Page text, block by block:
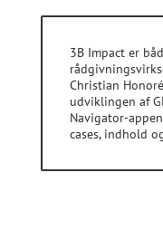
3B Impact er
Christian
udviklingen af
Navigator-
cases, indhold